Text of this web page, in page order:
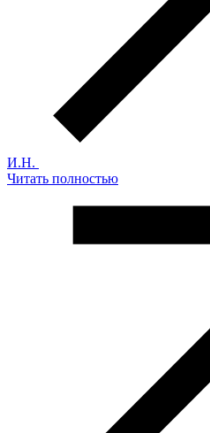
И.Н.
Читать полностью